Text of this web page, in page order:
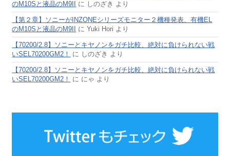
のM10Sと液晶のM9II
に しのざき より
【第２章】ソニーがINZONEシリーズモニター２機種発表、有機EL
のM10Sと液晶のM9II
にYuki Hori より
【70200/2.8】ソニーとキヤノンをガチ比較、絶対に負けられない戦
いSEL70200GM2！
に しのざき より
【70200/2.8】ソニーとキヤノンをガチ比較、絶対に負けられない戦
いSEL70200GM2！
に にゃ より